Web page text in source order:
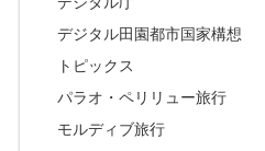
デジタル田園都市国家構想
トピックス
パラオ・ペリリュー旅行
モルディブ旅行